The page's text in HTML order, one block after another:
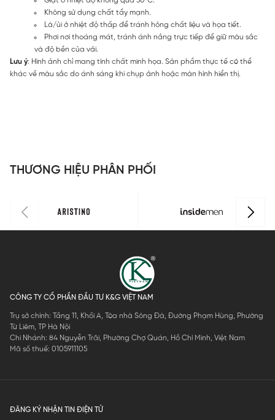
Không sử dụng chất tẩy mạnh.
Là/ủi ở nhiệt độ thấp để tránh hỏng chất liệu và họa tiết.
Phơi nơi thoáng mát, tránh ánh nắng trực tiếp để giữ màu sắc
và độ bền của vải.
Lưu ý: Hình ảnh chỉ mang tính chất minh họa. Sản phẩm thực tế có thể
khác về màu sắc do ánh sáng khi chụp ảnh hoặc màn hình hiển thị.
THƯƠNG HIỆU PHÂN PHỐI
CÔNG TY CỔ PHẦN ĐẦU TƯ K&G VIỆT NAM
Trụ sở chính: Tầng 11, Khối A, Tòa nhà Sông Đà, Đường Phạm Hùng, Phường
Từ Liêm, TP Hà Nội
Chi Nhánh: 84 Nguyễn Trãi, Phường Chợ Quán, Hồ Chí Minh, Việt Nam
Mã số thuế: 0105911105
ĐĂNG KÝ NHẬN TIN ĐIỆN TỬ